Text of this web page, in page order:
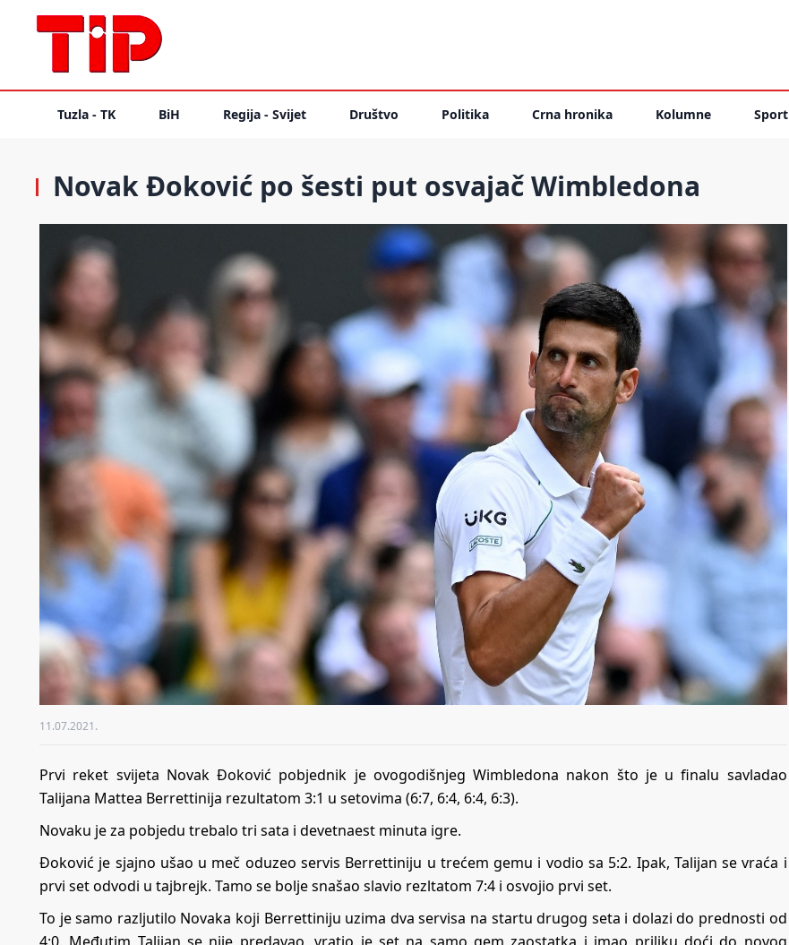
Tuzla - TK BiH Regija - Svijet Društvo Politika Crna hronika Kolumne Sport
Novak Đoković po šesti put osvajač Wimbledona
11.07.2021.
Prvi reket svijeta Novak Đoković pobjednik je ovogodišnjeg Wimbledona nakon što je u finalu savladao
Talijana Mattea Berrettinija rezultatom 3:1 u setovima (6:7, 6:4, 6:4, 6:3).
Novaku je za pobjedu trebalo tri sata i devetnaest minuta igre.
Đoković je sjajno ušao u meč oduzeo servis Berrettiniju u trećem gemu i vodio sa 5:2. Ipak, Talijan se vraća i
prvi set odvodi u tajbrejk. Tamo se bolje snašao slavio rezltatom 7:4 i osvojio prvi set.
To je samo razljutilo Novaka koji Berrettiniju uzima dva servisa na startu drugog seta i dolazi do prednosti od